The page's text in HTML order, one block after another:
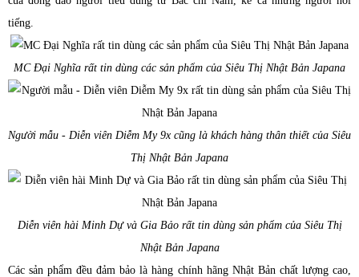
tiếng.
MC Đại Nghĩa rất tin dùng các sản phẩm của Siêu Thị Nhật Bản Japana
Người mẫu - Diễn viên Diễm My 9x cũng là khách hàng thân thiết của Siêu
Thị Nhật Bản Japana
Diễn viên hài Minh Dự và Gia Bảo rất tin dùng sản phẩm của Siêu Thị
Nhật Bản Japana
Các sản phẩm đều đảm bảo là hàng chính hãng Nhật Bản chất lượng cao,